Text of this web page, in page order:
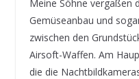
Meine Söhne vergaßen
Gemüseanbau und
zwischen den
Airsoft-Waffen. Am
die die